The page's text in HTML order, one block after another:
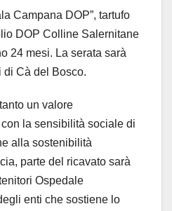
Campana DOP”, tartufo
DOP Colline Salernitane
24 mesi. La serata sarà
di Cà del Bosco.
un valore
la sensibilità sociale di
alla sostenibilità
parte del ricavato sarà
Ospedale
enti che sostiene lo